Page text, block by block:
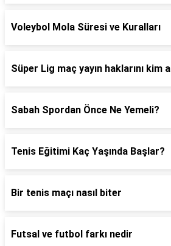
Voleybol Mola Süresi ve Kuralları
Süper Lig maç yayın haklarını kim
Sabah Spordan Önce Ne Yemeli?
Tenis Eğitimi Kaç Yaşında Başlar?
Bir tenis maçı nasıl biter
Futsal ve futbol farkı nedir